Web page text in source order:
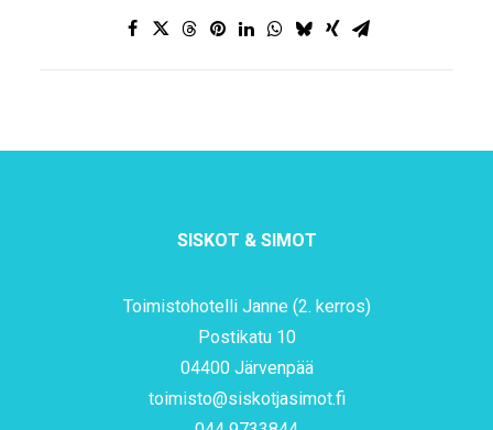
SISKOT & SIMOT
Toimistohotelli Janne (2. kerros)
Postikatu 10
04400 Järvenpää
toimisto@siskotjasimot.fi